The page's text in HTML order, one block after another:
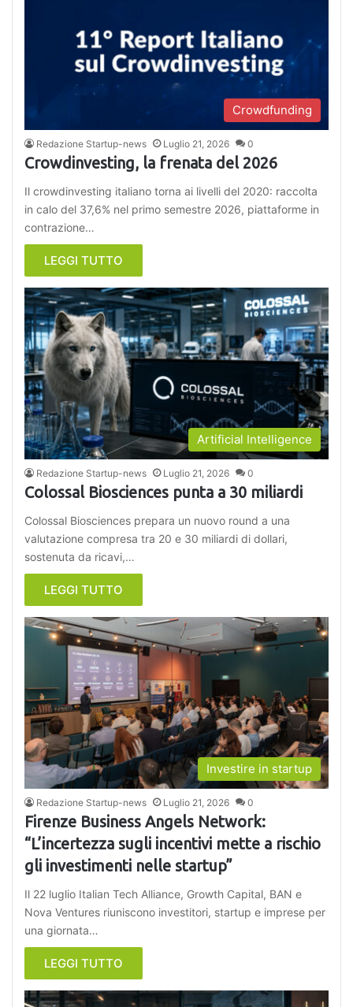
Crowdfunding
Redazione Startup-news Luglio 21, 2026 0
Crowdinvesting, la frenata del 2026
Il crowdinvesting italiano torna ai livelli del 2020: raccolta
in calo del 37,6% nel primo semestre 2026, piattaforme in
contrazione…
LEGGI TUTTO
Artificial Intelligence
Redazione Startup-news Luglio 21, 2026 0
Colossal Biosciences punta a 30 miliardi
Colossal Biosciences prepara un nuovo round a una
valutazione compresa tra 20 e 30 miliardi di dollari,
sostenuta da ricavi,…
LEGGI TUTTO
Investire in startup
Redazione Startup-news Luglio 21, 2026 0
Firenze Business Angels Network:
“L’incertezza sugli incentivi mette a rischio
gli investimenti nelle startup”
Il 22 luglio Italian Tech Alliance, Growth Capital, BAN e
Nova Ventures riuniscono investitori, startup e imprese per
una giornata…
LEGGI TUTTO